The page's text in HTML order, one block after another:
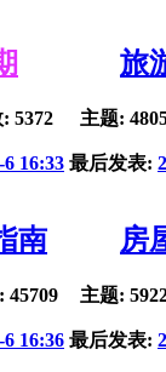
5372
6 16:33
旅
主题:
最后发表:
南
45709
6 16:36
房
主题:
最后发表: